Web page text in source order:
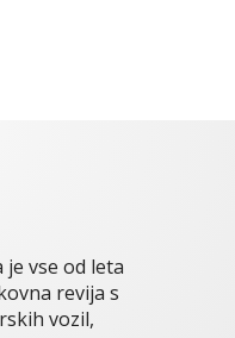
vse od leta
revija s
vozil,